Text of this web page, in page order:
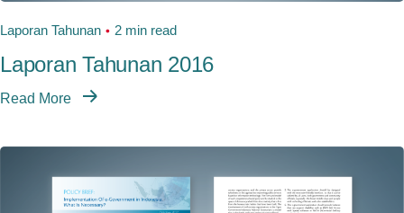
Laporan Tahunan 2 min read
Laporan Tahunan 2016
Read More